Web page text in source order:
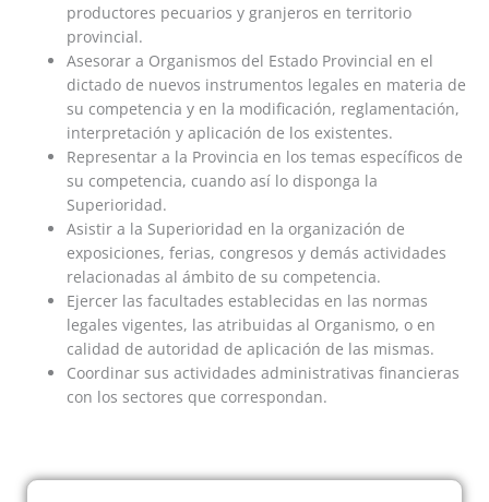
productores pecuarios y granjeros en territorio
provincial.
Asesorar a Organismos del Estado Provincial en el
dictado de nuevos instrumentos legales en materia de
su competencia y en la modificación, reglamentación,
interpretación y aplicación de los existentes.
Representar a la Provincia en los temas específicos de
su competencia, cuando así lo disponga la
Superioridad.
Asistir a la Superioridad en la organización de
exposiciones, ferias, congresos y demás actividades
relacionadas al ámbito de su competencia.
Ejercer las facultades establecidas en las normas
legales vigentes, las atribuidas al Organismo, o en
calidad de autoridad de aplicación de las mismas.
Coordinar sus actividades administrativas financieras
con los sectores que correspondan.